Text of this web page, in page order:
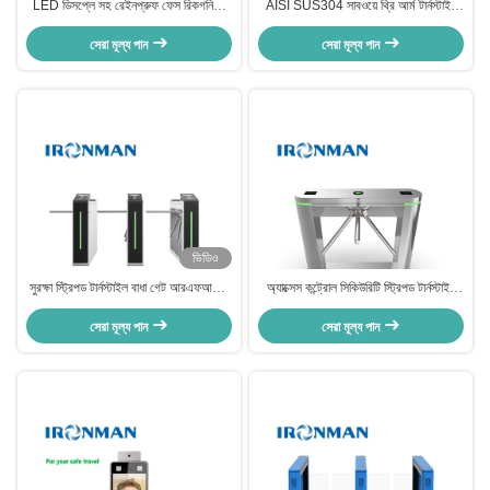
LED ডিসপ্লে সহ রেইনপ্রুফ ফেস রিকগনিশন
টার্নস্টাইল বারকোড রিডার
সেরা মূল্য পান
AISI SUS304 সাবওয়ে থ্রি আর্ম টার্নস্টাইল
ফেস রিকগনিশন সহ
সেরা মূল্য পান
ভিডিও
সুরক্ষা স্ট্রিপড টার্নস্টাইল বাধা গেট আরএফআইডি
মুখের স্বীকৃতি 304 স্টেইনলেস স্টিল টার্নস্টাইল
সেরা মূল্য পান
অ্যাক্সেস কন্ট্রোল সিকিউরিটি স্ট্রিপড টার্নস্টাইল
গেট ফেস রিকগনিশন টার্নস্টাইল জিম জন্য দৃশ্যমান
এলাকা
সেরা মূল্য পান